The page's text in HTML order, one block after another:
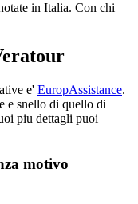
in Italia. Con chi
e' EuropAssistance.
e snello di quello di
piu dettagli puoi
motivo